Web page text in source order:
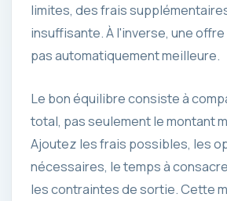
limites, des frais
insuffisante. À l'inverse, une
pas automatiquement meilleure.
Le bon équilibre consiste à
total, pas seulement le montant
Ajoutez les frais possibles, les
nécessaires, le temps à
les contraintes de sortie. Cette